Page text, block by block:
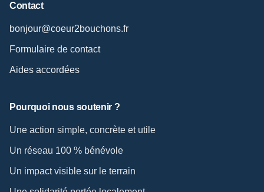
Contact
bonjour@coeur2bouchons.fr
Formulaire de contact
Aides accordées
Pourquoi nous soutenir ?
Une action simple, concrète et utile
Un réseau 100 % bénévole
Un impact visible sur le terrain